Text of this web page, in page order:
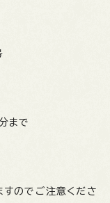
まで
のでご注意くださ